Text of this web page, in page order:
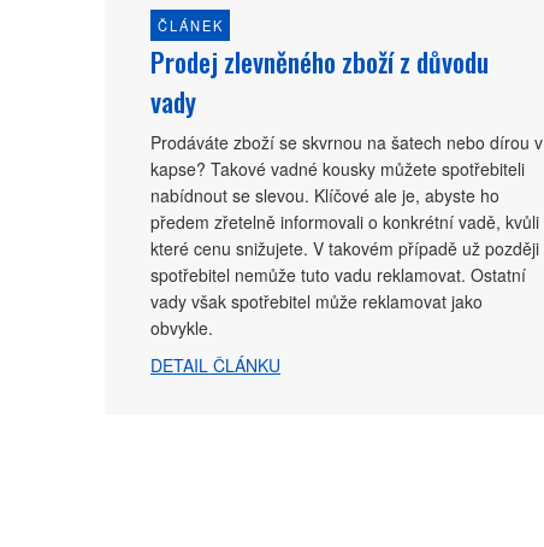
ČLÁNEK
Prodej zlevněného zboží z důvodu
vady
Prodáváte zboží se skvrnou na šatech nebo dírou v
kapse? Takové vadné kousky můžete spotřebiteli
nabídnout se slevou. Klíčové ale je, abyste ho
předem zřetelně informovali o konkrétní vadě, kvůli
které cenu snižujete. V takovém případě už později
spotřebitel nemůže tuto vadu reklamovat. Ostatní
vady však spotřebitel může reklamovat jako
obvykle.
DETAIL ČLÁNKU